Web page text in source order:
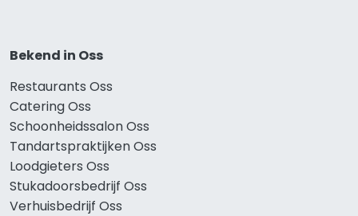
Bekend in Oss
Restaurants Oss
Catering Oss
Schoonheidssalon Oss
Tandartspraktijken Oss
Loodgieters Oss
Stukadoorsbedrijf Oss
Verhuisbedrijf Oss